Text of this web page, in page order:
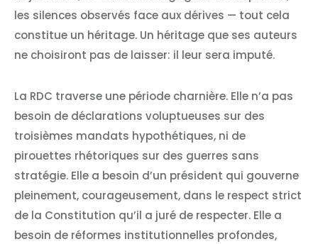
les silences observés face aux dérives — tout cela
constitue un héritage. Un héritage que ses auteurs
ne choisiront pas de laisser: il leur sera imputé.
La RDC traverse une période charnière. Elle n’a pas
besoin de déclarations voluptueuses sur des
troisièmes mandats hypothétiques, ni de
pirouettes rhétoriques sur des guerres sans
stratégie. Elle a besoin d’un président qui gouverne
pleinement, courageusement, dans le respect strict
de la Constitution qu’il a juré de respecter. Elle a
besoin de réformes institutionnelles profondes,